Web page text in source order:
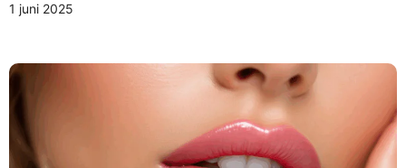
1 juni 2025